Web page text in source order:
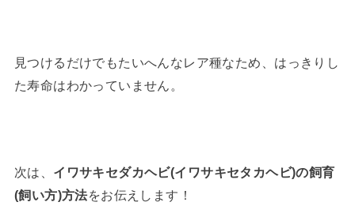
見つけるだけでもたいへんなレア種なため、はっきりし
た寿命はわかっていません。
次は、 イワサキセダカヘビ(イワサキセタカヘビ)の飼育
(飼い方)方法をお伝えします！